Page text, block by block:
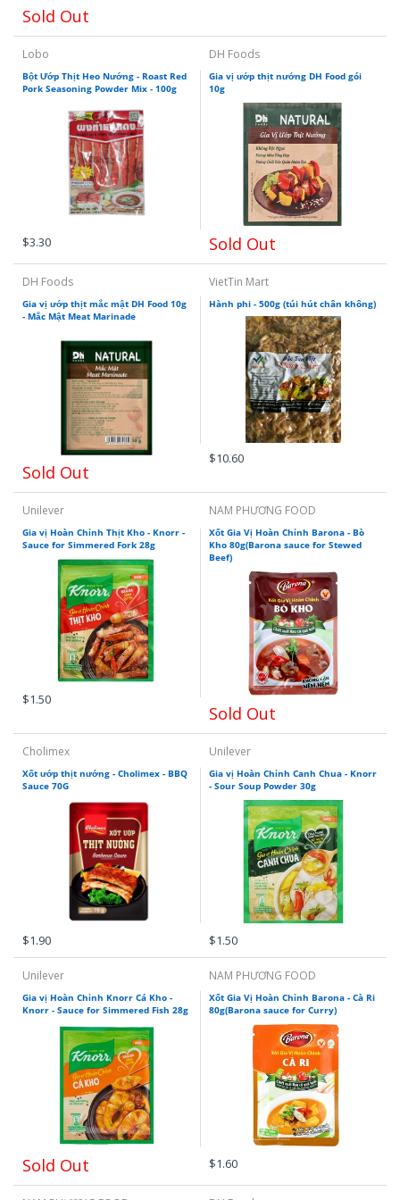
Sold Out
Lobo
Bột Ướp Thịt Heo Nướng - Roast Red
Pork Seasoning Powder Mix - 100g
$3.30
DH Foods
Gia vị ướp thịt nướng DH Food gói
10g
Sold Out
DH Foods
Gia vị ướp thịt mắc mật DH Food 10g
- Mắc Mật Meat Marinade
Sold Out
VietTin Mart
Hành phi - 500g (túi hút chân không)
$10.60
Unilever
Gia vị Hoàn Chỉnh Thịt Kho - Knorr -
Sauce for Simmered Fork 28g
$1.50
NAM PHƯƠNG FOOD
Xốt Gia Vị Hoàn Chỉnh Barona - Bò
Kho 80g(Barona sauce for Stewed
Beef)
Sold Out
Cholimex
Xốt ướp thịt nướng - Cholimex - BBQ
Sauce 70G
$1.90
Unilever
Gia vị Hoàn Chỉnh Canh Chua - Knorr
- Sour Soup Powder 30g
$1.50
Unilever
Gia vị Hoàn Chỉnh Knorr Cá Kho -
Knorr - Sauce for Simmered Fish 28g
Sold Out
NAM PHƯƠNG FOOD
Xốt Gia Vị Hoàn Chỉnh Barona - Cà Ri
80g(Barona sauce for Curry)
$1.60